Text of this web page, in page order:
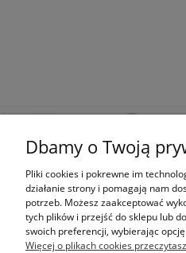
Ten produkt jest niedostępny.
Dbamy o Twoją
Pliki cookies i pokrewne im
działanie strony i pomagają nam
potrzeb. Możesz zaakceptować
tych plików i przejść do sklepu lub
swoich preferencji, wybierając
Więcej o plikach cookies